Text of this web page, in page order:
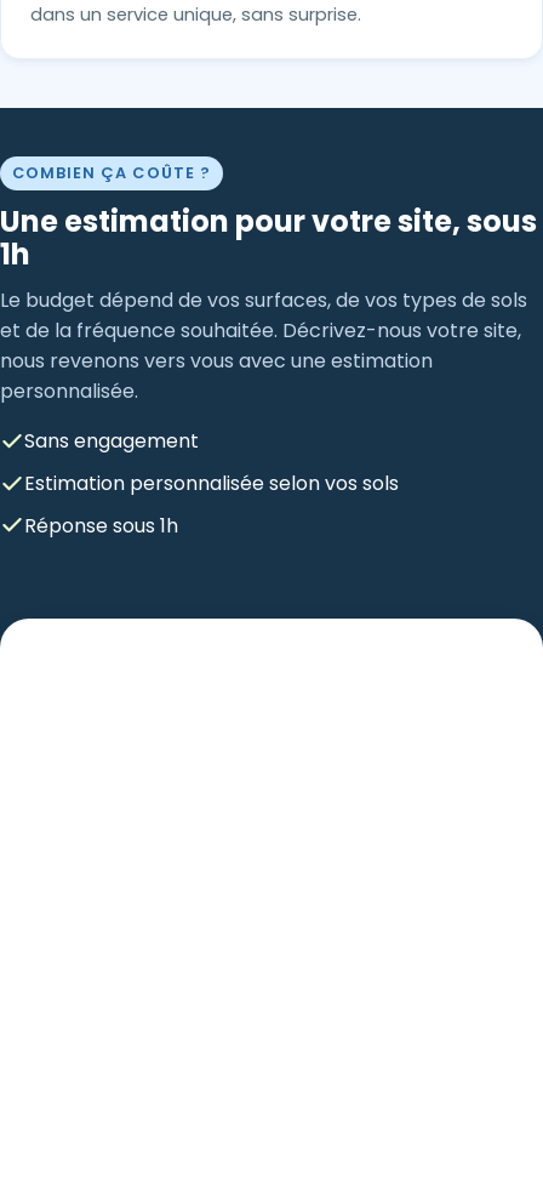
dans un service unique, sans surprise.
COMBIEN ÇA COÛTE ?
Une estimation pour votre site, sous
1h
Le budget dépend de vos surfaces, de vos types de sols
et de la fréquence souhaitée. Décrivez-nous votre site,
nous revenons vers vous avec une estimation
personnalisée.
Sans engagement
Estimation personnalisée selon vos sols
Réponse sous 1h